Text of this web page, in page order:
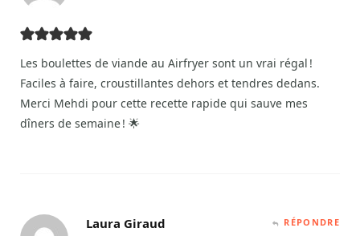
Les boulettes de viande au Airfryer sont un vrai régal !
Faciles à faire, croustillantes dehors et tendres dedans.
Merci Mehdi pour cette recette rapide qui sauve mes
dîners de semaine ! 🌟
Laura Giraud RÉPONDRE